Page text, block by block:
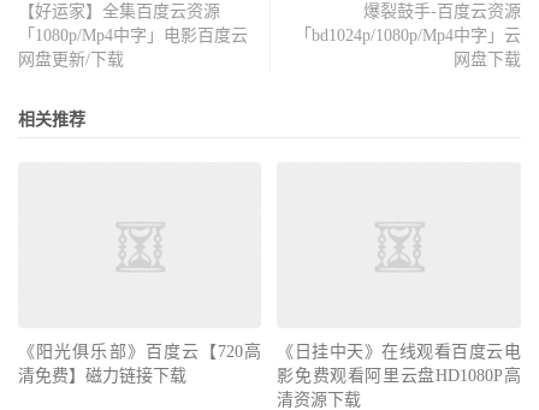
【好运家】全集百度云资源
「1080p/Mp4中字」电影百度云
网盘更新/下载
爆裂鼓手-百度云资源
「bd1024p/1080p/Mp4中字」云
网盘下载
相关推荐
《阳光俱乐部》百度云【720高
清免费】磁力链接下载
《日挂中天》在线观看百度云电
影免费观看阿里云盘HD1080P高
清资源下载